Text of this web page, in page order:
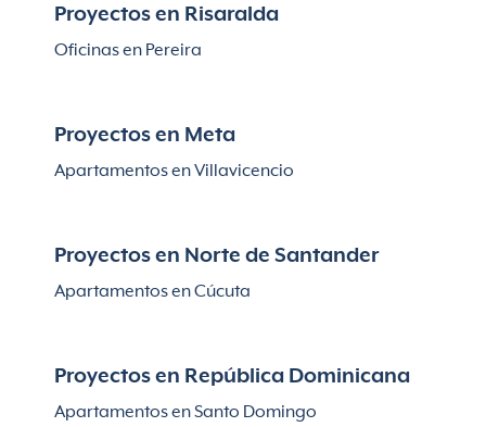
Proyectos en Risaralda
Oficinas en Pereira
Proyectos en Meta
Apartamentos en Villavicencio
Proyectos en Norte de Santander
Apartamentos en Cúcuta
Proyectos en República Dominicana
Apartamentos en Santo Domingo